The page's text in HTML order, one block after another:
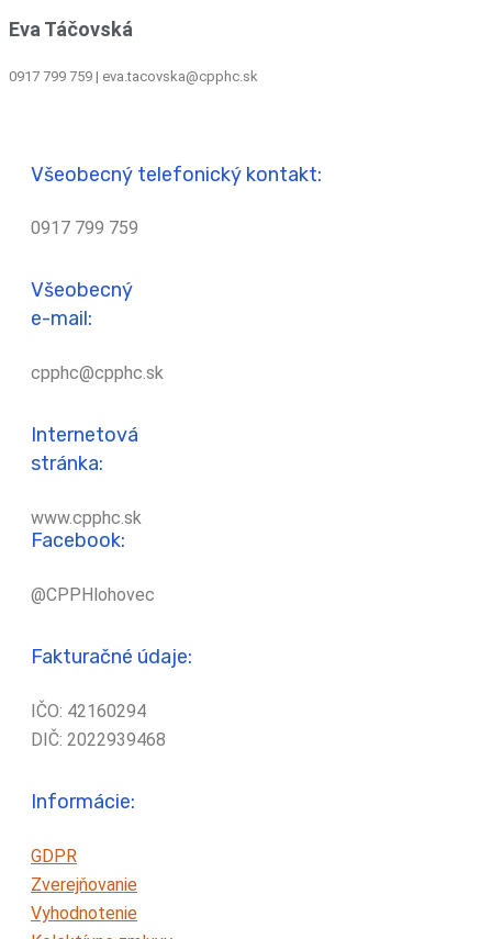
Eva Táčovská
0917 799 759 | eva.tacovska@cpphc.sk
Všeobecný telefonický kontakt:
0917 799 759
Všeobecný
e-mail:
cpphc@cpphc.sk
Internetová
stránka:
www.cpphc.sk
Facebook:
@CPPHlohovec
Fakturačné údaje:
IČO: 42160294
DIČ: 2022939468
Informácie:
GDPR
Zverejňovanie
Vyhodnotenie